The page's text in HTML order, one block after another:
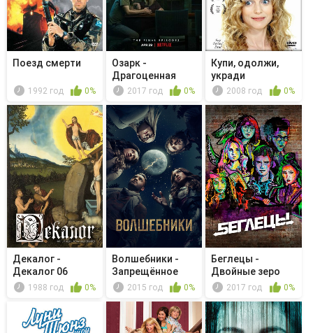
Поезд смерти
1992 год 0%
Озарк -
Драгоценная
кровь Иисуса
2017 год 0%
Купи, одолжи,
укради
2008 год 0%
Декалог -
Декалог 06
1988 год 0%
Волшебники -
Запрещённое
волшебство
2015 год 0%
Беглецы -
Двойные зеро
2017 год 0%